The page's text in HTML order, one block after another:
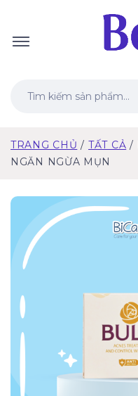
TRANG CHỦ TẤT CẢ
NGĂN NGỪA MỤN